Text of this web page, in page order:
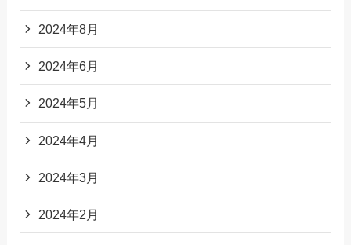
2024年8月
2024年6月
2024年5月
2024年4月
2024年3月
2024年2月